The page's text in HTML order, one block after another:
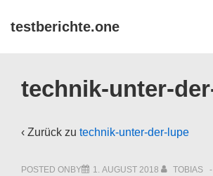
Zumtestberichte.one
Navigation
technik-unter-
‹ Zurück zu technik-unter-der-lupe
POSTED ONBY 1. AUGUST 2018
TOBIAS